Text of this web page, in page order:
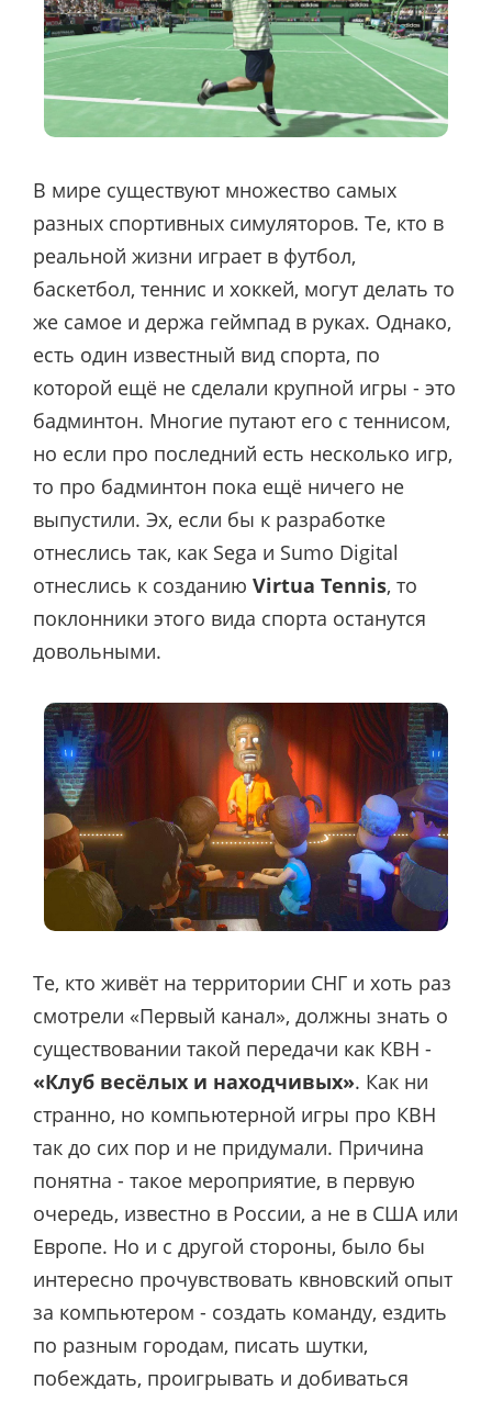
В мире существуют множество самых
разных спортивных симуляторов. Те, кто в
реальной жизни играет в футбол,
баскетбол, теннис и хоккей, могут делать то
же самое и держа геймпад в руках. Однако,
есть один известный вид спорта, по
которой ещё не сделали крупной игры - это
бадминтон. Многие путают его с теннисом,
но если про последний есть несколько игр,
то про бадминтон пока ещё ничего не
выпустили. Эх, если бы к разработке
отнеслись так, как Sega и Sumo Digital
отнеслись к созданию Virtua Tennis, то
поклонники этого вида спорта останутся
довольными.
Те, кто живёт на территории СНГ и хоть раз
смотрели «Первый канал», должны знать о
существовании такой передачи как КВН -
«Клуб весёлых и находчивых». Как ни
странно, но компьютерной игры про КВН
так до сих пор и не придумали. Причина
понятна - такое мероприятие, в первую
очередь, известно в России, а не в США или
Европе. Но и с другой стороны, было бы
интересно прочувствовать квновский опыт
за компьютером - создать команду, ездить
по разным городам, писать шутки,
побеждать, проигрывать и добиваться